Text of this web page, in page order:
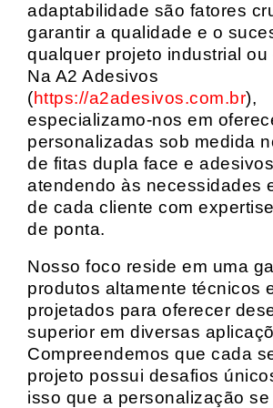
adaptabilidade são fatores
garantir a qualidade e o
qualquer projeto industrial ou
Na A2 Adesivos
(https://a2adesivos.com.br),
especializamo-nos em
personalizadas sob medida
de fitas dupla face e
atendendo às necessidades
de cada cliente com
de ponta.
Nosso foco reside em uma
produtos altamente técnicos
projetados para oferecer
superior em diversas
Compreendemos que cada
projeto possui desafios
isso que a personalização se